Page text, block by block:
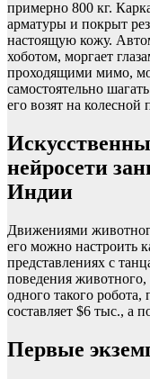
примерно 800 кг.
арматуры и покрыт
настоящую кожу.
хоботом, моргает
проходящими мимо,
самостоятельно
его возят на колесной
нейросети
Индии
Движениями
его можно настроить
представлениях с
поведения животного,
одного такого
составляет $6 тыс., а
Первые